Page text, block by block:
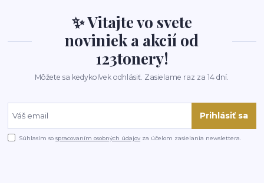
✨ Vitajte vo svete
noviniek a akcií od
123tonery!
Môžete sa kedykoľvek odhlásiť. Zasielame raz za 14 dní.
Prihlásiť sa
Súhlasím sospracovaním osobných údajov za účelom zasielania newslettera.